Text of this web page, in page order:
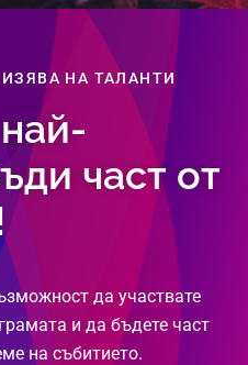
НА ТАЛАНТИ
част от
да участвате
и да бъдете част
на събитието.